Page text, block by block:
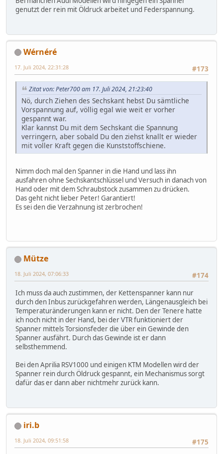
genutzt der rein mit Öldruck arbeitet und Federspannung.
Wérnéré
#173
17. Juli 2024, 22:31:28
Zitat von: Peter700 am 17. Juli 2024, 21:23:40
Nö, durch Ziehen des Sechskant hebst Du sämtliche
Vorspannung auf, völlig egal wie weit er vorher
gespannt war.
Klar kannst Du mit dem Sechskant die Spannung
verringern, aber sobald Du den ziehst knallt er wieder
mit voller Kraft gegen die Kunststoffschiene.
Nimm doch mal den Spanner in die Hand und lass ihn
ausfahren ohne Sechskantschlüssel und Versuch in danach von
Hand oder mit dem Schraubstock zusammen zu drücken.
Das geht nicht lieber Peter! Garantiert!
Es sei den die Verzahnung ist zerbrochen!
Mütze
#174
18. Juli 2024, 07:06:33
Ich muss da auch zustimmen, der Kettenspanner kann nur
durch den Inbus zurückgefahren werden, Längenausgleich bei
Temperaturänderungen kann er nicht. Den der Tenere hatte
ich noch nicht in der Hand, bei der VTR funktioniert der
Spanner mittels Torsionsfeder die über ein Gewinde den
Spanner ausfährt. Durch das Gewinde ist er dann
selbsthemmend.
Bei den Aprilia RSV1000 und einigen KTM Modellen wird der
Spanner rein durch Öldruck gespannt, ein Mechanismus sorgt
dafür das er dann aber nichtmehr zurück kann.
iri.b
#175
18. Juli 2024, 09:51:58